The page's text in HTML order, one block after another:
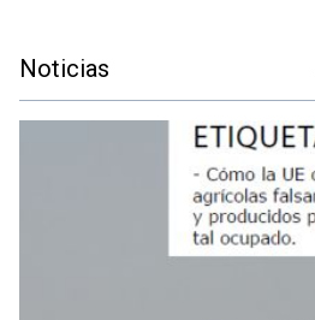
Noticias